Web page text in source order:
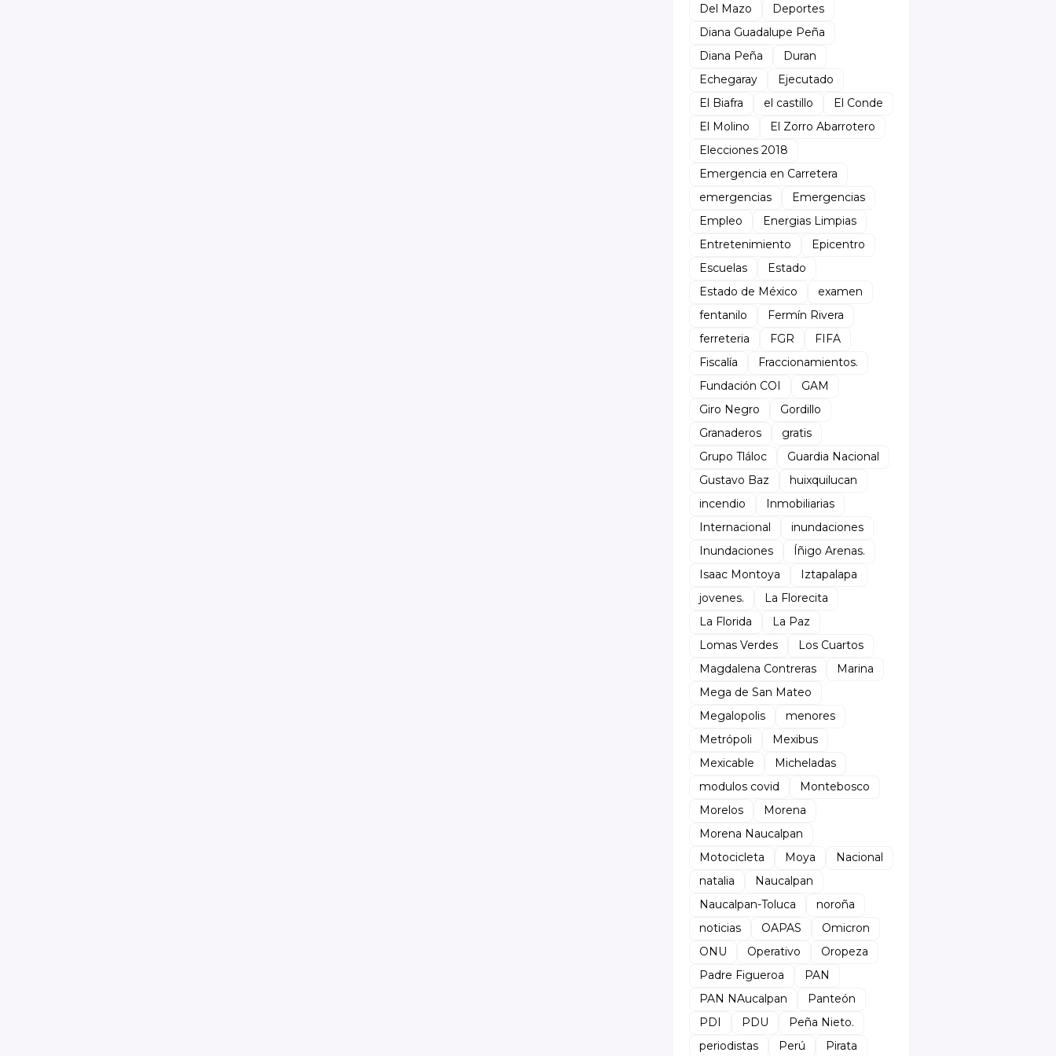
Del Mazo
Deportes
Diana Guadalupe Peña
Diana Peña
Duran
Echegaray
Ejecutado
El Biafra
el castillo
El Conde
El Molino
El Zorro Abarrotero
Elecciones 2018
Emergencia en Carretera
emergencias
Emergencias
Empleo
Energias Limpias
Entretenimiento
Epicentro
Escuelas
Estado
Estado de México
examen
fentanilo
Fermín Rivera
ferreteria
FGR
FIFA
Fiscalía
Fraccionamientos.
Fundación COI
GAM
Giro Negro
Gordillo
Granaderos
gratis
Grupo Tláloc
Guardia Nacional
Gustavo Baz
huixquilucan
incendio
Inmobiliarias
Internacional
inundaciones
Inundaciones
Íñigo Arenas.
Isaac Montoya
Iztapalapa
jovenes.
La Florecita
La Florida
La Paz
Lomas Verdes
Los Cuartos
Magdalena Contreras
Marina
Mega de San Mateo
Megalopolis
menores
Metrópoli
Mexibus
Mexicable
Micheladas
modulos covid
Montebosco
Morelos
Morena
Morena Naucalpan
Motocicleta
Moya
Nacional
natalia
Naucalpan
Naucalpan-Toluca
noroña
noticias
OAPAS
Omicron
ONU
Operativo
Oropeza
Padre Figueroa
PAN
PAN NAucalpan
Panteón
PDI
PDU
Peña Nieto.
periodistas
Perú Pirata